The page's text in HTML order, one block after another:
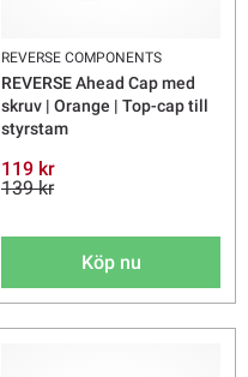
REVERSE COMPONENTS
REVERSE Ahead Cap med
skruv | Orange | Top-cap till
styrstam
119 kr
139 kr
Köp nu